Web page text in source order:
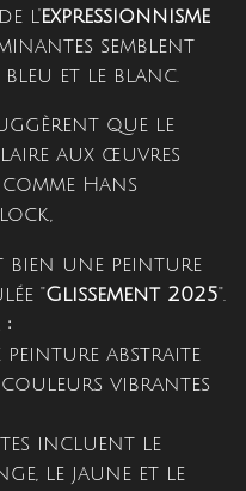
l'expressionnisme
semblent
et le blanc.
que le
aux œuvres
Hans
bien une peinture
"Glissement 2025".
:
peinture abstraite
couleurs vibrantes
incluent le
le jaune et le